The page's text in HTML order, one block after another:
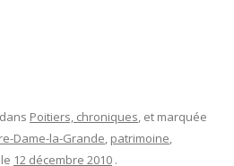
Poitiers, chroniques, et marquée
Dame-la-Grande, patrimoine,
12 décembre 2010 .